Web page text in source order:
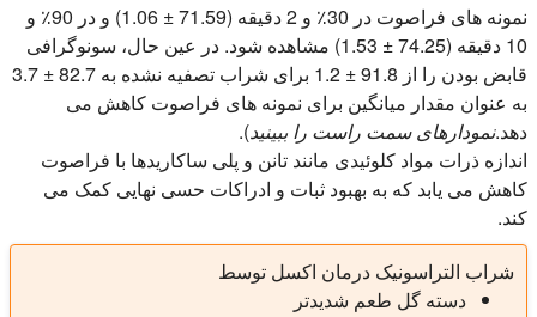
نمونه های فراصوت در 30٪ و 2 دقیقه (71.59 ± 1.06) و در 90٪ و
10 دقیقه (74.25 ± 1.53) مشاهده شود. در عین حال، سونوگرافی
قابض بودن را از 91.8 ± 1.2 برای شراب تصفیه نشده به 82.7 ± 3.7
به عنوان مقدار میانگین برای نمونه های فراصوت کاهش می
دهد.نمودارهای سمت راست را ببینید).
اندازه ذرات مواد کلوئیدی مانند تانن و پلی ساکاریدها با فراصوت
کاهش می یابد که به بهبود ثبات و ادراکات حسی نهایی کمک می
کند.
شراب التراسونیک درمان اکسل توسط
دسته گل طعم شدیدتر